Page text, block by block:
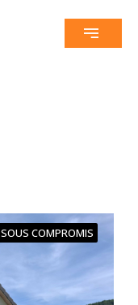
SOUS COMPROMIS